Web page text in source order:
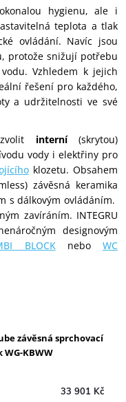
hygienu, ale i
teplota a tlak
ovládání. Navíc jsou
protože snižují potřebu
Vzhledem k jejich
řešení pro každého,
a udržitelnosti ve své
interní(skrytou)
vody i elektřiny pro
klozetu.Obsahem
závěsná keramika
s dálkovým ovládáním.
zavíráním. INTEGRU
designovým
BLOCKneboWC
závěsná sprchovací
KBWW
33 901 Kč